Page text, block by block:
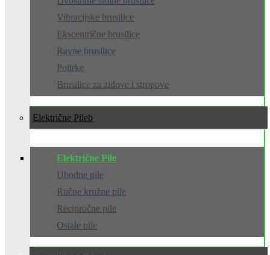
Vibracijske brusilice
Ekscentrične brusilice
Ravne brusilice
Polirke
Brusilice za zidove i stropove
Električne Pile
Električne Pile
Ubodne pile
Ručne kružne pile
Recipročne pile
Ostale pile